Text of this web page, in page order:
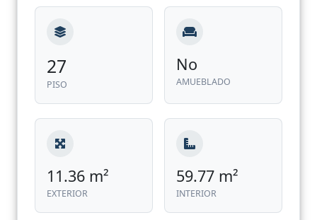
27
PISO
No
AMUEBLADO
11.36 m²
EXTERIOR
59.77 m²
INTERIOR